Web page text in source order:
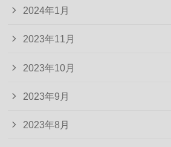
2024年1月
2023年11月
2023年10月
2023年9月
2023年8月